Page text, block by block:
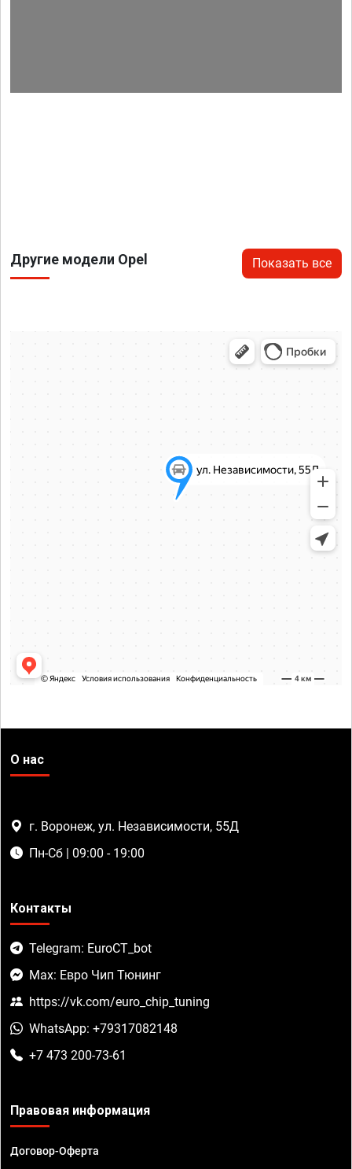
Другие модели Opel Показать все
О нас
г. Воронеж, ул. Независимости, 55Д
Пн-Сб | 09:00 - 19:00
Контакты
Telegram: EuroCT_bot
Max: Евро Чип Тюнинг
https://vk.com/euro_chip_tuning
WhatsApp: +79317082148
+7 473 200-73-61
Правовая информация
Договор-Оферта